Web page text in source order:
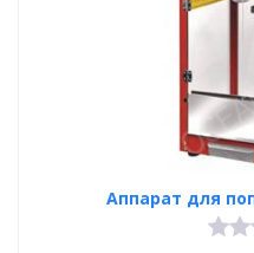
В нашем каталоге
широком ценовом диапазоне.
оптимизировать затраты на
устройств избыточной
У нас можно выгодно купить
конкурентной стоимости.
проверенными
зарекомендовали себя на
Аппарат для